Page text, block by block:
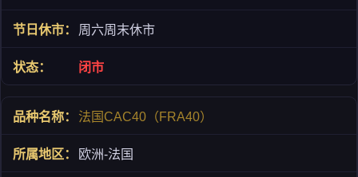
周六周末休市
闭市
法国CAC40（FRA40）
欧洲-法国